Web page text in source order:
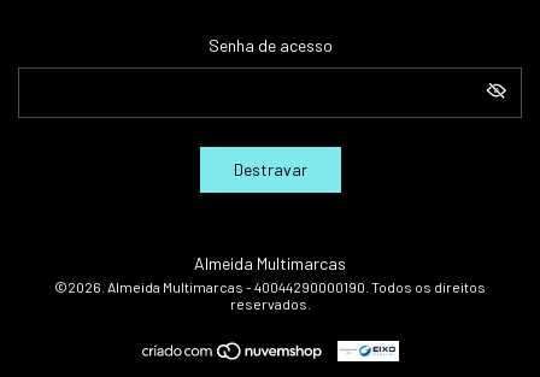
Senha de acesso
Destravar
Almeida Multimarcas
©2026. Almeida Multimarcas - 40044290000190. Todos os direitos
reservados.